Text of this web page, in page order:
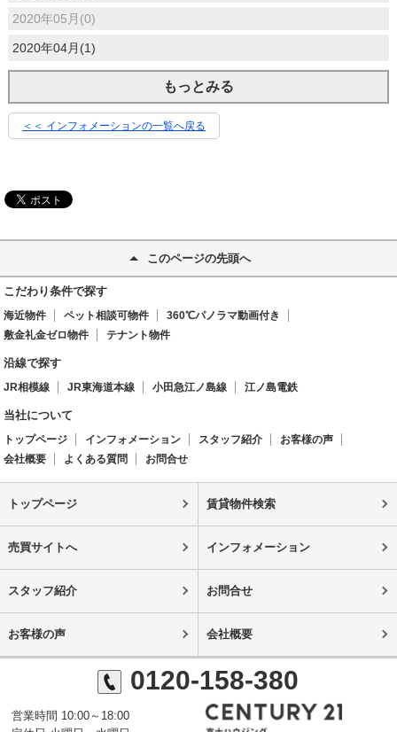
2020年05月(0)
2020年04月(1)
もっとみる
＜＜ インフォメーションの一覧へ戻る
このページの先頭へ
こだわり条件で探す
海近物件 ペット相談可物件
360℃パノラマ動画付き
敷金礼金ゼロ物件
テナント物件
沿線で探す
JR相模線 JR東海道本線 小田急江ノ島線 江ノ島電鉄
当社について
トップページ インフォメーション スタッフ紹介
お客様の声
会社概要
よくある質問 お問合せ
トップページ 賃貸物件検索
売買サイトへ インフォメーション
スタッフ紹介 お問合せ
お客様の声 会社概要
0120-158-380
営業時間 10:00～18:00